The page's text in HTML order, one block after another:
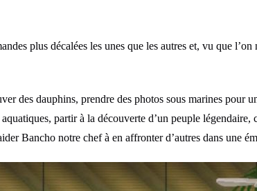
plus décalées les unes que les autres et, vu que
des dauphins, prendre des photos sous marines pour
partir à la découverte d’un peuple légendaire,
Bancho notre chef à en affronter d’autres dans une